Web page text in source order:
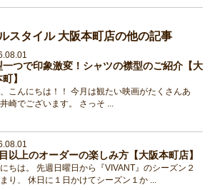
スタイル 大阪本町店の他の記事
一つで印象激変！シャツの襟型のご紹介【大
】
こんにちは！！ 今月は観たい映画がたくさんあ
崎でございます。 さっそ ...
以上のオーダーの楽しみ方【大阪本町店】
ちは。 先週日曜日から『VIVANT』のシーズン２
り、 休日に１日かけてシーズン１か ...